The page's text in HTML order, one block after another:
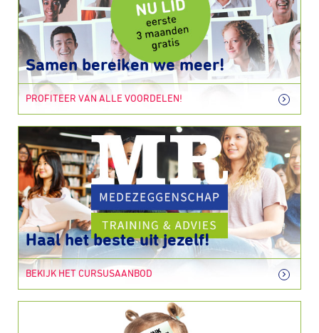
Samen bereiken we meer!
PROFITEER VAN ALLE VOORDELEN!
Haal het beste uit jezelf!
BEKIJK HET CURSUSAANBOD